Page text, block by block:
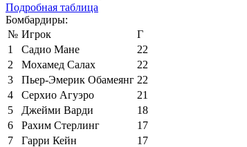
Подробная таблица
Бомбардиры:
№ Игрок
Г
1
Садио Мане
22
2
Мохамед Салах
22
3
Пьер-Эмерик Обамеянг 22
4
Серхио Агуэро
21
5
Джейми Варди
18
6
Рахим Стерлинг
17
7
Гарри Кейн
17